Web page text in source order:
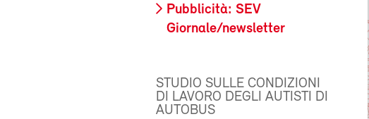
Pubblicità: SEV
Giornale/newsletter
STUDIO SULLE CONDIZIONI
DI LAVORO DEGLI AUTISTI DI
AUTOBUS